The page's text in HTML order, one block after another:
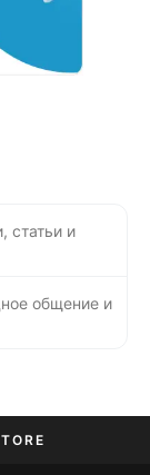
статьи и
общение и